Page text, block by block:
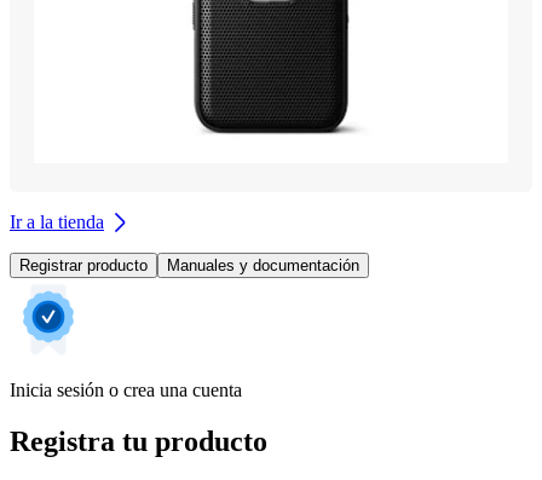
Ir a la tienda
Registrar producto Manuales y documentación
Inicia sesión o crea una cuenta
Registra tu producto